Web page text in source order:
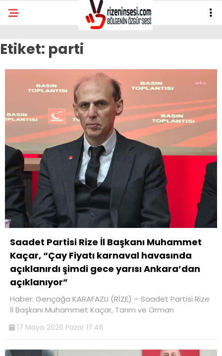
Etiket: parti
Saadet Partisi Rize İl Başkanı Muhammet
Kaçar, “Çay Fiyatı karnaval havasında
açıklanırdı şimdi gece yarısı Ankara’dan
açıklanıyor”
Haber: Gençağa KARAFAZLI (RİZE) – Saadet Partisi Rize
İl Başkanı Muhammet Kaçar, Tarım ve Orman
17 Mayıs 2026 Pazar 17:46